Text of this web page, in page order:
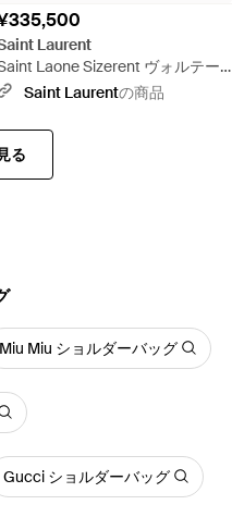
Laurent
Laone Sizerent ヴォルテー
ミニ（ボックス Saint Laone
Saint Laurentの商品
る
Miu Miu ショルダーバッグ
Gucci ショルダーバッグ